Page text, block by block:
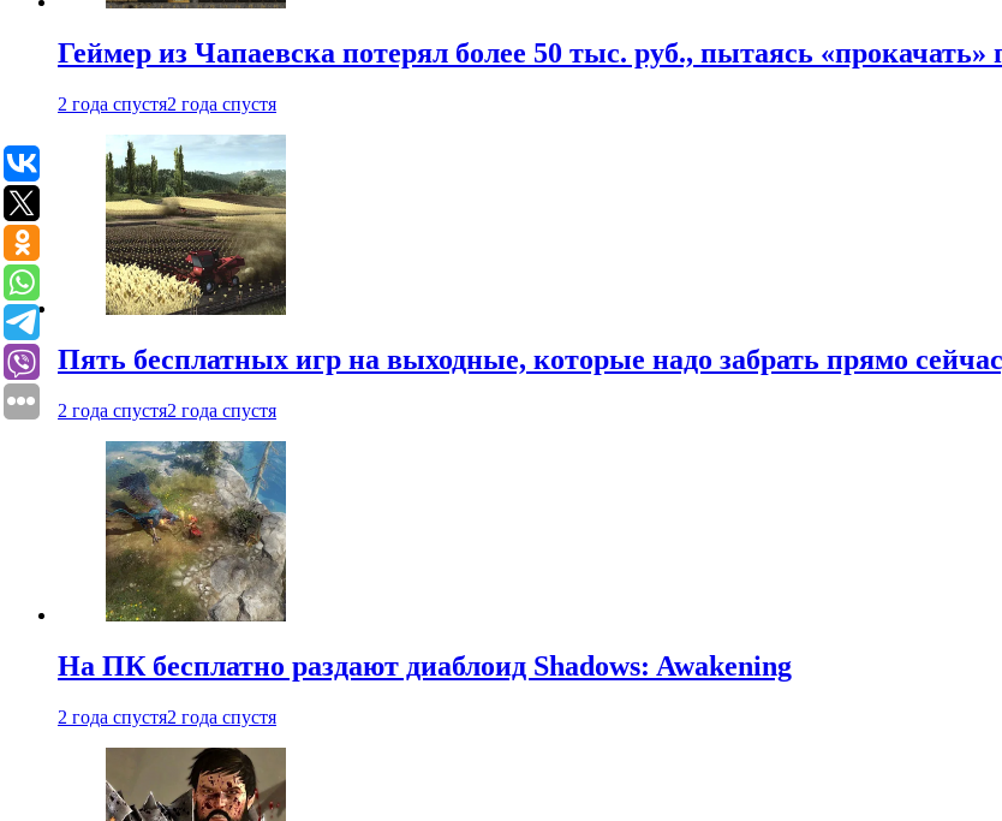
Геймер из Чапаевска потерял более 50 тыс. руб., пытаясь «прокачать»
2 года спустя2 года спустя
Пять бесплатных игр на выходные, которые надо забрать прямо
2 года спустя2 года спустя
На ПК бесплатно раздают диаблоид Shadows: Awakening
2 года спустя2 года спустя